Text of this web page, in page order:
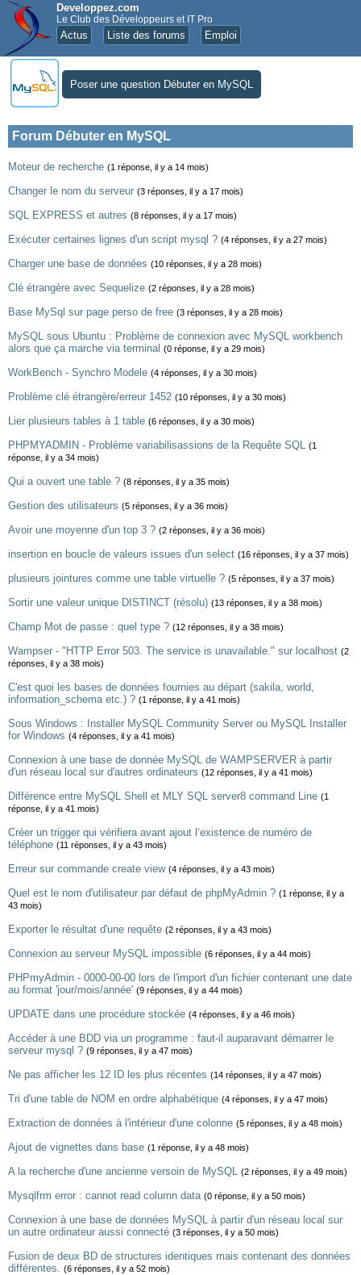
Developpez.com
Le Club des Développeurs et IT Pro
Actus Liste des forums Emploi
Poser une question Débuter en MySQL
Forum Débuter en MySQL
Moteur de recherche (1 réponse, il y a 14 mois)
Changer le nom du serveur (3 réponses, il y a 17 mois)
SQL EXPRESS et autres (8 réponses, il y a 17 mois)
Exécuter certaines lignes d'un script mysql ? (4 réponses, il y a 27 mois)
Charger une base de données (10 réponses, il y a 28 mois)
Clé étrangère avec Sequelize (2 réponses, il y a 28 mois)
Base MySql sur page perso de free (3 réponses, il y a 28 mois)
MySQL sous Ubuntu : Problème de connexion avec MySQL workbench
alors que ça marche via terminal (0 réponse, il y a 29 mois)
WorkBench - Synchro Modele (4 réponses, il y a 30 mois)
Problème clé étrangère/erreur 1452 (10 réponses, il y a 30 mois)
Lier plusieurs tables à 1 table (6 réponses, il y a 30 mois)
PHPMYADMIN - Problème variabilisassions de la Requête SQL (1
réponse, il y a 34 mois)
Qui a ouvert une table ? (8 réponses, il y a 35 mois)
Gestion des utilisateurs (5 réponses, il y a 36 mois)
Avoir une moyenne d'un top 3 ? (2 réponses, il y a 36 mois)
insertion en boucle de valeurs issues d'un select (16 réponses, il y a 37 mois)
plusieurs jointures comme une table virtuelle ? (5 réponses, il y a 37 mois)
Sortir une valeur unique DISTINCT (résolu) (13 réponses, il y a 38 mois)
Champ Mot de passe : quel type ? (12 réponses, il y a 38 mois)
Wampser - "HTTP Error 503. The service is unavailable." sur localhost (2
réponses, il y a 38 mois)
C'est quoi les bases de données fournies au départ (sakila, world,
information_schema etc.) ? (1 réponse, il y a 41 mois)
Sous Windows : Installer MySQL Community Server ou MySQL Installer
for Windows (4 réponses, il y a 41 mois)
Connexion à une base de donnée MySQL de WAMPSERVER à partir
d'un réseau local sur d'autres ordinateurs (12 réponses, il y a 41 mois)
Différence entre MySQL Shell et MLY SQL server8 command Line (1
réponse, il y a 41 mois)
Créer un trigger qui vérifiera avant ajout l’existence de numéro de
téléphone (11 réponses, il y a 43 mois)
Erreur sur commande create view (4 réponses, il y a 43 mois)
Quel est le nom d'utilisateur par défaut de phpMyAdmin ? (1 réponse, il y a
43 mois)
Exporter le résultat d'une requête (2 réponses, il y a 43 mois)
Connexion au serveur MySQL impossible (6 réponses, il y a 44 mois)
PHPmyAdmin - 0000-00-00 lors de l'import d'un fichier contenant une date
au format 'jour/mois/année' (9 réponses, il y a 44 mois)
UPDATE dans une procédure stockée (4 réponses, il y a 46 mois)
Accéder à une BDD via un programme : faut-il auparavant démarrer le
serveur mysql ? (9 réponses, il y a 47 mois)
Ne pas afficher les 12 ID les plus récentes (14 réponses, il y a 47 mois)
Tri d'une table de NOM en ordre alphabétique (4 réponses, il y a 47 mois)
Extraction de données à l'intérieur d'une colonne (5 réponses, il y a 48 mois)
Ajout de vignettes dans base (1 réponse, il y a 48 mois)
A la recherche d'une ancienne versoin de MySQL (2 réponses, il y a 49 mois)
Mysqlfrm error : cannot read column data (0 réponse, il y a 50 mois)
Connexion à une base de données MySQL à partir d'un réseau local sur
un autre ordinateur aussi connecté (3 réponses, il y a 50 mois)
Fusion de deux BD de structures identiques mais contenant des données
différentes. (6 réponses, il y a 52 mois)